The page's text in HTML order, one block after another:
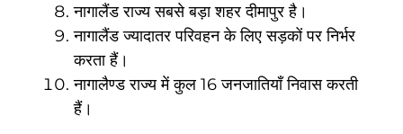
नागालैंड राज्य सबसे बड़ा शहर दीमापुर है।
नागालैंड ज्यादातर परिवहन के लिए सड़कों पर निर्भर
करता हैं।
नागालैण्ड राज्य में कुल 16 जनजातियाँ निवास करती
हैं।